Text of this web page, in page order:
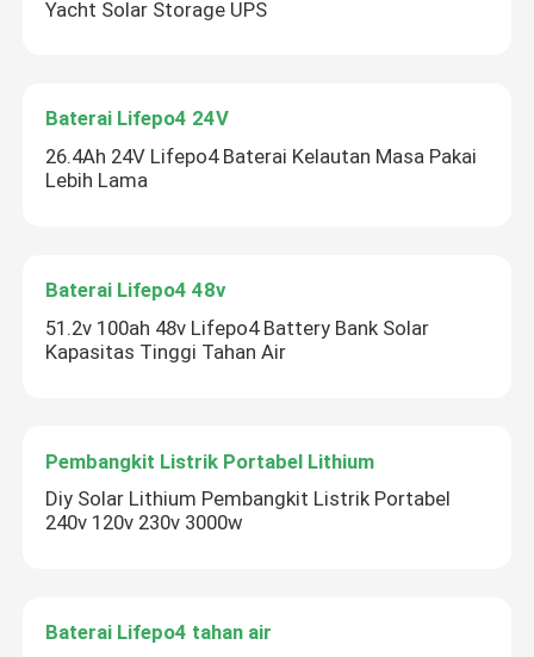
Tinggalkan pesan
Yacht Solar Storage UPS
Baterai Lifepo4 24V
26.4Ah 24V Lifepo4 Baterai Kelautan Masa Pakai
Lebih Lama
Baterai Lifepo4 48v
51.2v 100ah 48v Lifepo4 Battery Bank Solar
Kapasitas Tinggi Tahan Air
Pembangkit Listrik Portabel Lithium
Diy Solar Lithium Pembangkit Listrik Portabel
240v 120v 230v 3000w
Baterai Lifepo4 tahan air